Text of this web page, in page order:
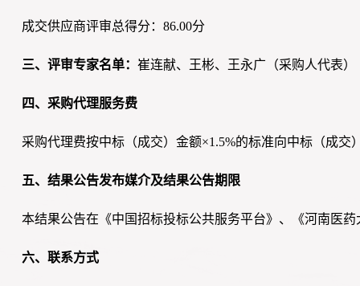
成交供应商评审总得分：86.00分
三、评审专家名单： 崔连献、王彬、王永广（采购人代表）
四、采购代理服务费
采购代理费按中标（成交）金额×1.5%的标准向中标（成交
五、结果公告发布媒介及结果公告期限
本结果公告在《中国招标投标公共服务平台》、《河南医
六、联系方式